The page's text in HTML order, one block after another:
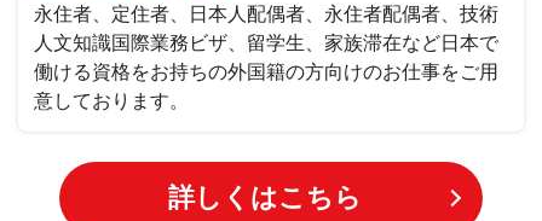
永住者、定住者、日本人配偶者、永住者配偶者、技術
人文知識国際業務ビザ、留学生、家族滞在など日本で
働ける資格をお持ちの外国籍の方向けのお仕事をご用
意しております。
詳しくはこちら